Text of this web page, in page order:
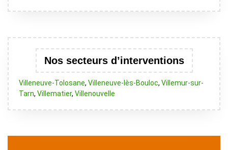
Nos secteurs d’interventions
Villeneuve-Tolosane, Villeneuve-lès-Bouloc, Villemur-sur-
Tarn, Villematier, Villenouvelle